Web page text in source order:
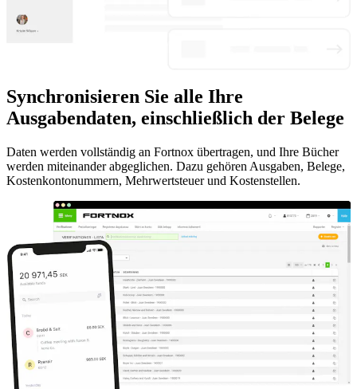
Synchronisieren Sie alle Ihre
Ausgabendaten, einschließlich der Belege
Daten werden vollständig an Fortnox übertragen, und Ihre Bücher
werden miteinander abgeglichen. Dazu gehören Ausgaben, Belege,
Kostenkontonummern, Mehrwertsteuer und Kostenstellen.